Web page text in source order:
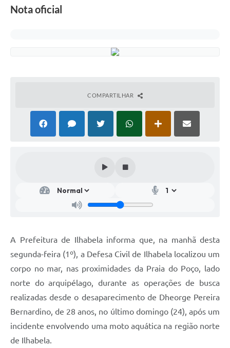
Nota oficial
COMPARTILHAR
A Prefeitura de Ilhabela informa que, na manhã desta
segunda-feira (1º), a Defesa Civil de Ilhabela localizou um
corpo no mar, nas proximidades da Praia do Poço, lado
norte do arquipélago, durante as operações de busca
realizadas desde o desaparecimento de Dheorge Pereira
Bernardino, de 28 anos, no último domingo (24), após um
incidente envolvendo uma moto aquática na região norte
de Ilhabela.